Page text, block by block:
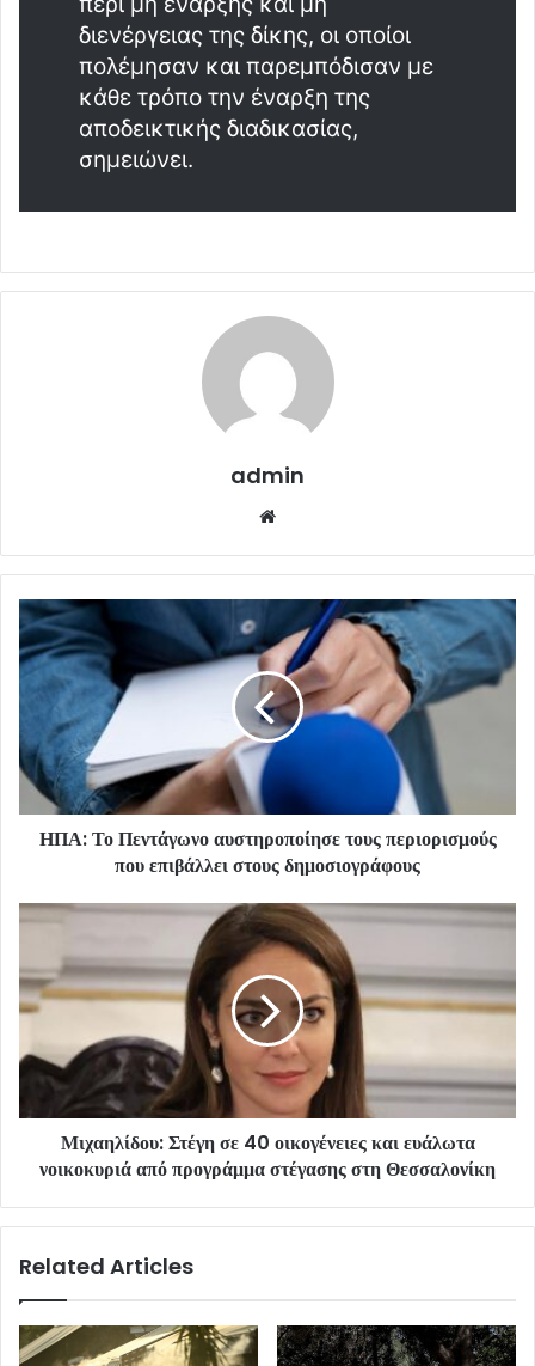
διενέργειας της δίκης, οι οποίοι
πολέμησαν και παρεμπόδισαν με
κάθε τρόπο την έναρξη της
αποδεικτικής διαδικασίας,
σημειώνει.
admin
ΗΠΑ: Το Πεντάγωνο αυστηροποίησε τους περιορισμούς
που επιβάλλει στους δημοσιογράφους
Μιχαηλίδου: Στέγη σε 40 οικογένειες και ευάλωτα
νοικοκυριά από προγράμμα στέγασης στη Θεσσαλονίκη
Related Articles